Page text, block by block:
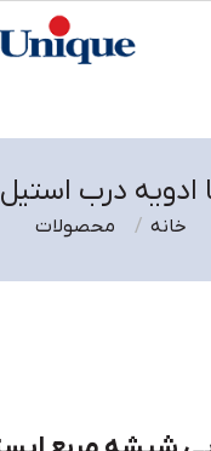
ادویه درب استیل
محصولات خانه